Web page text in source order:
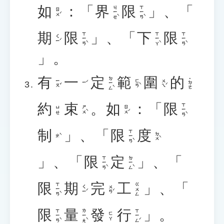
如 ㄖㄨˊ ：「 界 ㄐㄧㄝˋ 限 ㄒㄧㄢˋ
」、「
期 ㄑㄧˊ 限 ㄒㄧㄢˋ 」、「 下 ㄒㄧㄚˋ 限 ㄒㄧㄢˋ
」。
有 ㄧㄡˇ 一 ㄧˊ 定 ㄉㄧㄥˋ 範 ㄈㄢˋ 圍 ㄨㄟˊ 的 ˙ㄉㄜ
約 ㄩㄝ 束 ㄕㄨˋ 。 如 ㄖㄨˊ ：「 限 ㄒㄧㄢˋ
制 ㄓˋ 」、「 限 ㄒㄧㄢˋ 度 ㄉㄨˋ
」、「 限 ㄒㄧㄢˋ 定 ㄉㄧㄥˋ
」、「
限 ㄒㄧㄢˋ 期 ㄑㄧˊ 完 ㄨㄢˊ 工 ㄍㄨㄥ
」、「
限 ㄒㄧㄢˋ 量 ㄌㄧㄤˋ 發 ㄈㄚ 行 ㄒㄧㄥˊ
」。